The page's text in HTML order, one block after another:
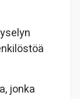
jonka